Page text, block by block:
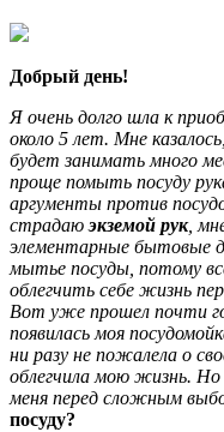
Добрый день!
Я очень долго шла к
около 5 лет. Мне
будет занимать много
проще помыть посуду
аргументы против
страдаюэкземой рук,
элементарные бытовые
мытье посуды, потому
облегчить себе жизнь
Вот уже прошел почти
появилась моя
ни разу не пожалела о
облегчила мою жизнь. Но
меня перед сложным
посуду?